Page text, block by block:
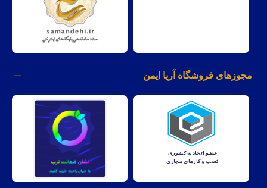
مجوزهای فروشگاه آریا ایمن